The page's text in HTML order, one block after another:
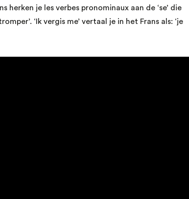
herken je les verbes pronominaux aan de ‘se’ die
‘Ik vergis me’ vertaal je in het Frans als: ‘je